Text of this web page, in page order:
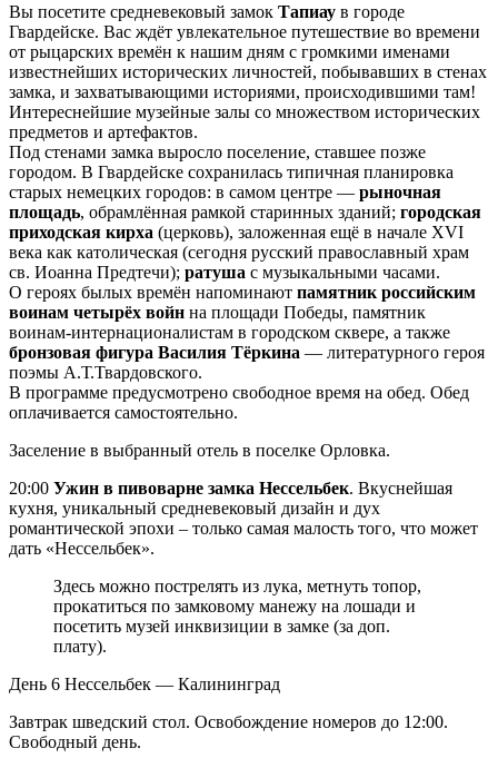
Вы посетите средневековый замок Тапиау в городе
Гвардейске. Вас ждёт увлекательное путешествие во времени
от рыцарских времён к нашим дням с громкими именами
известнейших исторических личностей, побывавших в стенах
замка, и захватывающими историями, происходившими там!
Интереснейшие музейные залы со множеством исторических
предметов и артефактов.
Под стенами замка выросло поселение, ставшее позже
городом. В Гвардейске сохранилась типичная планировка
старых немецких городов: в самом центре — рыночная
площадь, обрамлённая рамкой старинных зданий; городская
приходская кирха (церковь), заложенная ещё в начале XVI
века как католическая (сегодня русский православный храм
св. Иоанна Предтечи); ратуша с музыкальными часами.
О героях былых времён напоминают памятник российским
воинам четырёх войн на площади Победы, памятник
воинам-интернационалистам в городском сквере, а также
бронзовая фигура Василия Тёркина — литературного героя
поэмы А.Т.Твардовского.
В программе предусмотрено свободное время на обед. Обед
оплачивается самостоятельно.
Заселение в выбранный отель в поселке Орловка.
20:00 Ужин в пивоварне замка Нессельбек. Вкуснейшая
кухня, уникальный средневековый дизайн и дух
романтической эпохи – только самая малость того, что может
дать «Нессельбек».
Здесь можно пострелять из лука, метнуть топор,
прокатиться по замковому манежу на лошади и
посетить музей инквизиции в замке (за доп.
плату).
День 6 Нессельбек — Калининград
Завтрак шведский стол. Освобождение номеров до 12:00.
Свободный день.